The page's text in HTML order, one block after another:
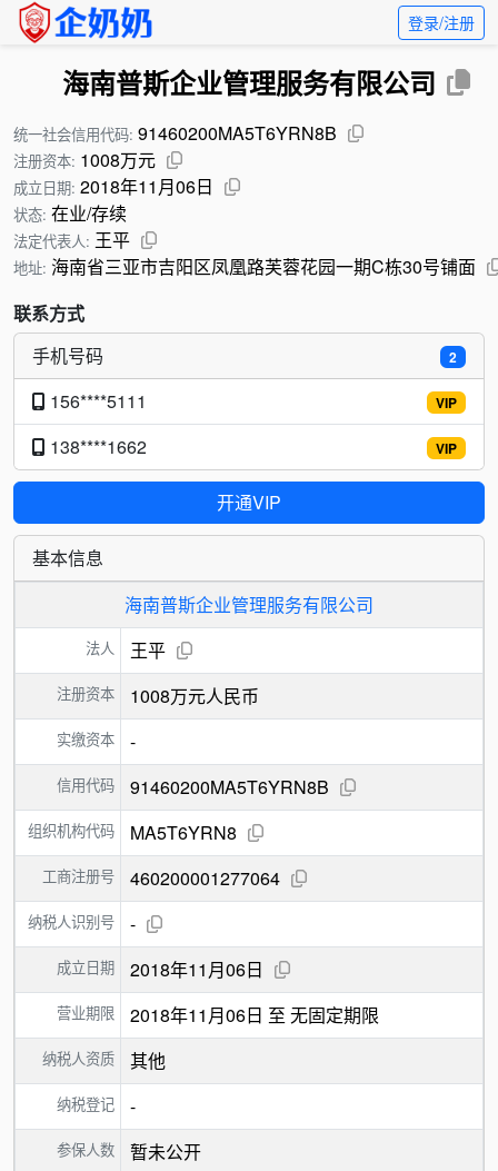
登录/注册
海南普斯企业管理服务有限公司
统一社会信用代码: 91460200MA5T6YRN8B
注册资本: 1008万元
成立日期: 2018年11月06日
状态: 在业/存续
法定代表人: 王平
地址: 海南省三亚市吉阳区凤凰路芙蓉花园一期C栋30号铺面
联系方式
2
手机号码
VIP
156****5111
VIP
138****1662
开通VIP
基本信息
海南普斯企业管理服务有限公司
法人 王平
注册资本 1008万元人民币
实缴资本 -
信用代码 91460200MA5T6YRN8B
组织机构代码 MA5T6YRN8
工商注册号 460200001277064
纳税人识别号 -
成立日期 2018年11月06日
营业期限 2018年11月06日 至 无固定期限
纳税人资质 其他
纳税登记 -
参保人数 暂未公开